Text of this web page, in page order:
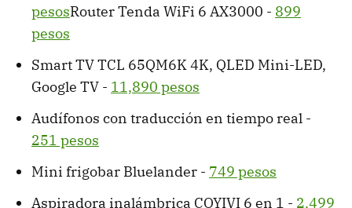
pesosRouter Tenda WiFi 6 AX3000 - 899
pesos
Smart TV TCL 65QM6K 4K, QLED Mini-LED,
Google TV - 11,890 pesos
Audífonos con traducción en tiempo real -
251 pesos
Mini frigobar Bluelander - 749 pesos
Aspiradora inalámbrica COYIVI 6 en 1 - 2,499